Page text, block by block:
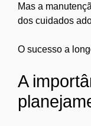
Mas a
dos cuidados
O sucesso a
A